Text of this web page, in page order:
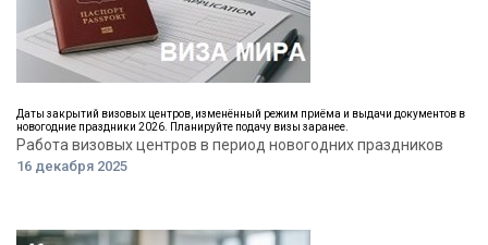
Даты закрытий визовых центров, изменённый режим приёма и выдачи документов в
новогодние праздники 2026. Планируйте подачу визы заранее.
Работа визовых центров в период новогодних праздников
16 декабря 2025